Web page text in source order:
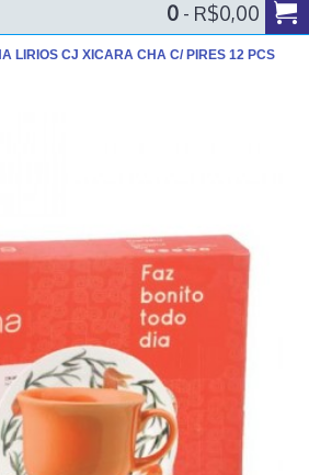
0 - R$0,00
LIRIOS CJ XICARA CHA C/ PIRES 12 PCS